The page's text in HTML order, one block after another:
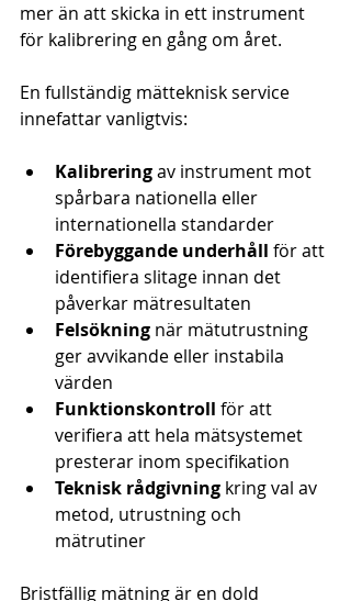
mer än att skicka in ett instrument
för kalibrering en gång om året.
En fullständig mätteknisk service
innefattar vanligtvis:
Kalibrering av instrument mot
spårbara nationella eller
internationella standarder
Förebyggande underhåll för att
identifiera slitage innan det
påverkar mätresultaten
Felsökning när mätutrustning
ger avvikande eller instabila
värden
Funktionskontroll för att
verifiera att hela mätsystemet
presterar inom specifikation
Teknisk rådgivning kring val av
metod, utrustning och
mätrutiner
Bristfällig mätning är en dold